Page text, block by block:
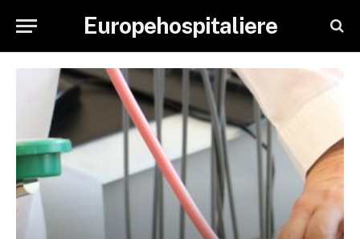
Europehospitaliere